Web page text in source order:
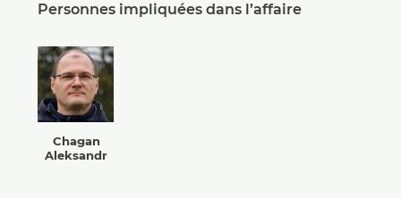
Personnes impliquées dans l’affaire
Chagan
Aleksandr